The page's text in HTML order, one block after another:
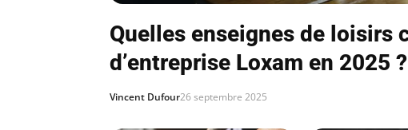
Quelles enseignes de loisirs
d’entreprise Loxam en 2025 ?
Vincent Dufour26 septembre 2025